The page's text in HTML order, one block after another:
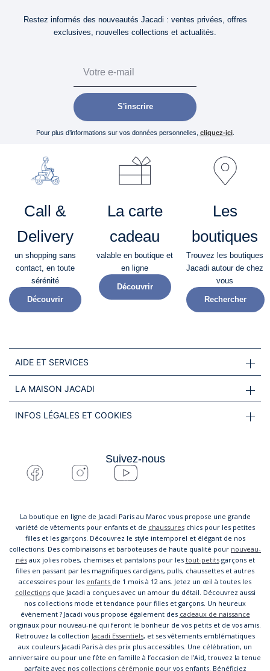
Restez informés des nouveautés Jacadi : ventes privées, offres
exclusives, nouvelles collections et actualités.
S'inscrire
Pour plus d’informations sur vos données personnelles, cliquez-ici.
Call &
Delivery
un shopping sans
contact, en toute
sérénité​
Découvrir
La carte
cadeau
valable en boutique et
en ligne
Découvrir
Les
boutiques
Trouvez les boutiques
Jacadi autour de chez
vous
Rechercher
AIDE ET SERVICES
LA MAISON JACADI
INFOS LÉGALES ET COOKIES
Suivez-nous
La boutique en ligne de Jacadi Paris au Maroc vous propose une grande
variété de vêtements pour enfants et de chaussureschics pour les petites
filles et les garçons. Découvrez le style intemporel et élégant de nos
collections. Des combinaisons et barboteuses de haute qualité pour nouveau-
nésaux jolies robes, chemises et pantalons pour les tout-petitsgarçons et
filles en passant par les magnifiques cardigans, pulls, chaussettes et autres
accessoires pour les enfants de 1 mois à 12 ans. Jetez un œil à toutes les
collectionsque Jacadi a conçues avec un amour du détail. Découvrez aussi
nos collections mode et tendance pour filles et garçons. Un heureux
évènement ? Jacadi vous propose également des cadeaux de naissance
originaux pour nouveau-né qui feront le bonheur de vos petits et de vos amis.
Retrouvez la collection Jacadi Essentiels, et ses vêtements emblématiques
aux couleurs Jacadi Paris à des prix plus accessibles. Une célébration, un
anniversaire ou pour une fête en famille à l’occasion de l’Aid, trouvez la tenue
parfaite avec nos collections cérémonie pour vos enfants. Bénéficiez